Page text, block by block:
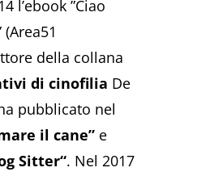
l’ebook ”Ciao
della collana
di cinofilia De
pubblicato nel
il cane” e
Sitter“. Nel 2017